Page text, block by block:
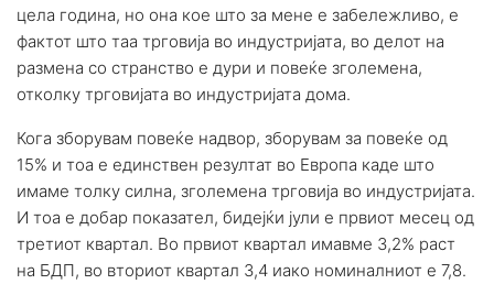
цела година, но она кое што за мене е забележливо, е
фактот што таа трговија во индустријата, во делот на
размена со странство е дури и повеќе зголемена,
отколку трговијата во индустријата дома.
Кога зборувам повеќе надвор, зборувам за повеќе од
15% и тоа е единствен резултат во Европа каде што
имаме толку силна, зголемена трговија во индустријата.
И тоа е добар показател, бидејќи јули е првиот месец од
третиот квартал. Во првиот квартал имавме 3,2% раст
на БДП, во вториот квартал 3,4 иако номиналниот е 7,8.